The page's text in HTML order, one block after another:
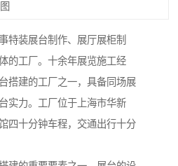
特装展台制作、展厅展柜制
的工厂。十余年展览施工经
搭建的工厂之一，具备同场展
实力。工厂位于上海市华新
四十分钟车程，交通出行十分